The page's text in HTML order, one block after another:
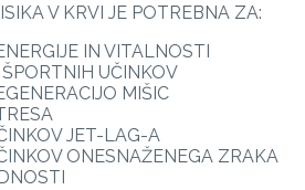
V KRVI JE POTREBNA ZA:
IN VITALNOSTI
UČINKOV
MIŠIC
JET-LAG-A
ONESNAŽENEGA ZRAKA